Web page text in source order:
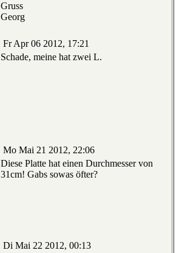
Gruss
Georg
Fr Apr 06 2012, 17:21
Schade, meine hat zwei L.
Mo Mai 21 2012, 22:06
Diese Platte hat einen Durchmesser von
31cm! Gabs sowas öfter?
Di Mai 22 2012, 00:13